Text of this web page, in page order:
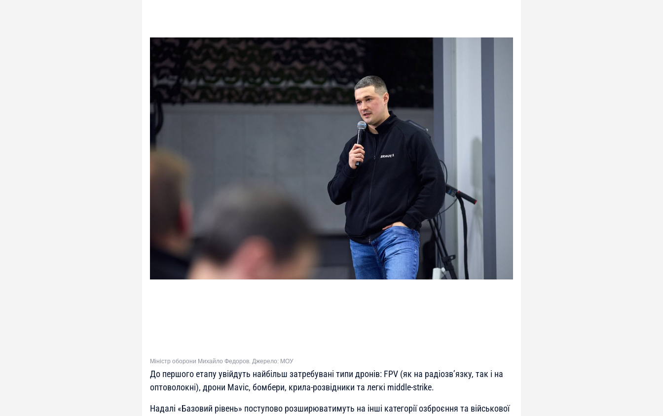
Міністр оборони Михайло Федоров. Джерело: МОУ
До першого етапу увійдуть найбільш затребувані типи дронів: FPV (як на радіозв’язку, так і на
оптоволокні), дрони Mavic, бомбери, крила-розвідники та легкі middle-strike.
Надалі «Базовий рівень» поступово розширюватимуть на інші категорії озброєння та військової